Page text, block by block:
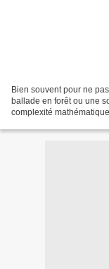
Bien souvent pour ne
ballade en forêt ou une
complexité